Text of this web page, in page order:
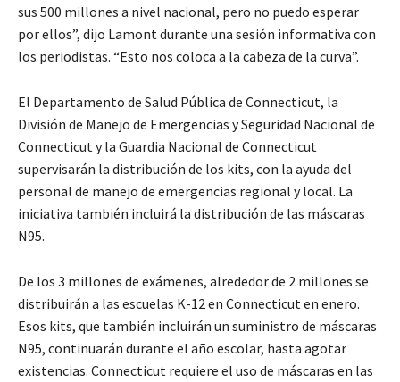
sus 500 millones a nivel nacional, pero no puedo esperar
por ellos”, dijo Lamont durante una sesión informativa con
los periodistas. “Esto nos coloca a la cabeza de la curva”.
El Departamento de Salud Pública de Connecticut, la
División de Manejo de Emergencias y Seguridad Nacional de
Connecticut y la Guardia Nacional de Connecticut
supervisarán la distribución de los kits, con la ayuda del
personal de manejo de emergencias regional y local. La
iniciativa también incluirá la distribución de las máscaras
N95.
De los 3 millones de exámenes, alrededor de 2 millones se
distribuirán a las escuelas K-12 en Connecticut en enero.
Esos kits, que también incluirán un suministro de máscaras
N95, continuarán durante el año escolar, hasta agotar
existencias. Connecticut requiere el uso de máscaras en las